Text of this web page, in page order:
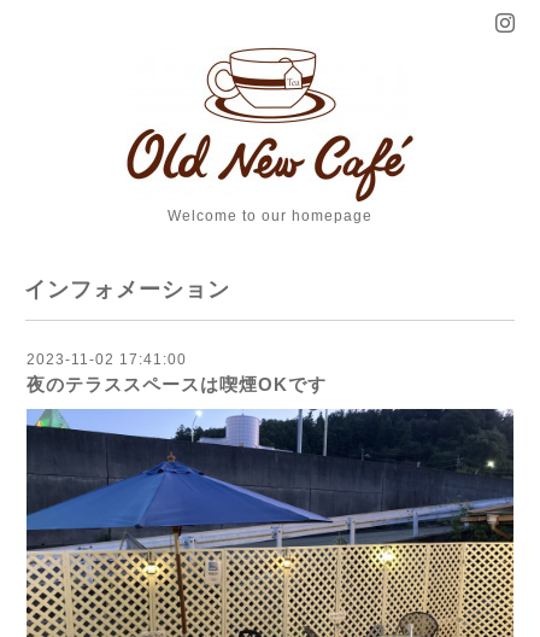
Welcome to our homepage
インフォメーション
2023-11-02 17:41:00
夜のテラススペースは喫煙OKです